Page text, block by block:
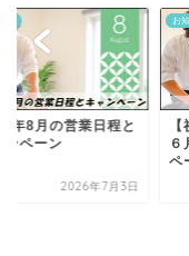
５周年】２０２３年
の営業日程＆キャン
2023年5月16日
お
営